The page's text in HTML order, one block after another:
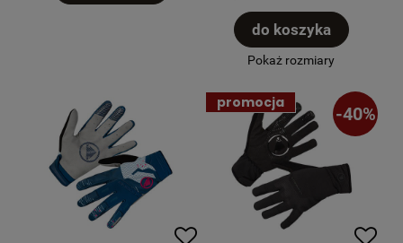
do koszyka
Pokaż rozmiary
promocja
-40%